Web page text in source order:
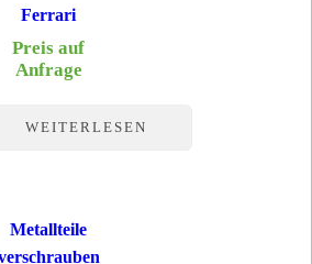
Ferrari
Preis auf
Anfrage
WEITERLESEN
Metallteile